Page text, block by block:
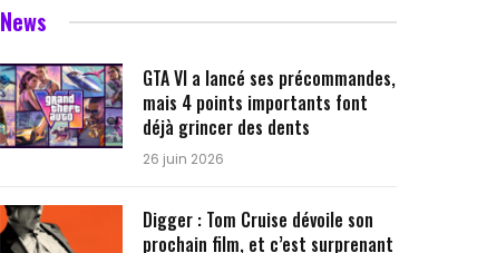
News
GTA VI a lancé ses précommandes,
mais 4 points importants font
déjà grincer des dents
26 juin 2026
Digger : Tom Cruise dévoile son
prochain film, et c’est surprenant